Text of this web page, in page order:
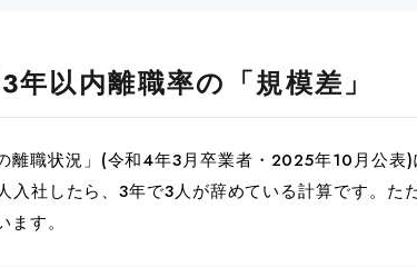
以内離職率の「規模差」
離職状況」(令和4年3月卒業者・2025年10月公表
入社したら、3年で3人が辞めている計算です。た
す。